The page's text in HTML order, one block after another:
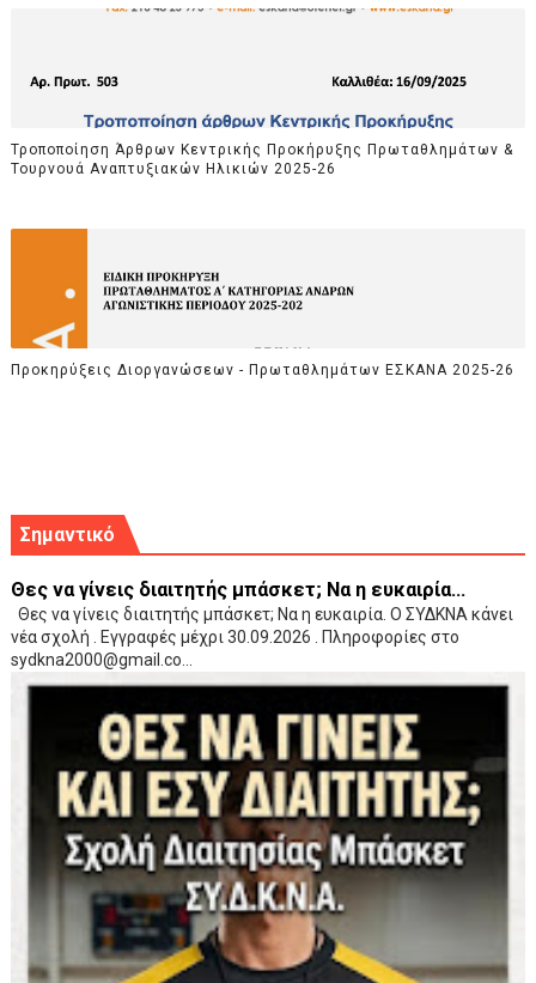
Τροποποίηση Άρθρων Κεντρικής Προκήρυξης Πρωταθλημάτων &
Τουρνουά Αναπτυξιακών Ηλικιών 2025-26
Προκηρύξεις Διοργανώσεων - Πρωταθλημάτων ΕΣΚΑΝΑ 2025-26
Σημαντικό
Θες να γίνεις διαιτητής μπάσκετ; Να η ευκαιρία...
Θες να γίνεις διαιτητής μπάσκετ; Να η ευκαιρία. Ο ΣΥΔΚΝΑ κάνει
νέα σχολή . Εγγραφές μέχρι 30.09.2026 . Πληροφορίες στο
sydkna2000@gmail.co...